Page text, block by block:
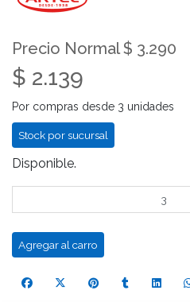
Precio Normal $ 3.290
$ 2.139
Por compras desde 3 unidades
Stock por sucursal
Disponible.
Agregar al carro